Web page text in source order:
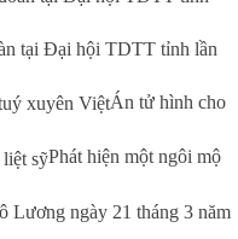
tại Đại hội TDTT tỉnh lần
Án tử hình cho
Phát hiện một ngôi mộ